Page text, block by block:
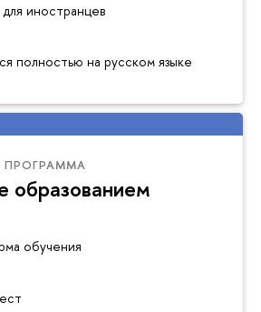
иностранцев
полностью на русском языке
ПРОГРАММА
образованием
обучения